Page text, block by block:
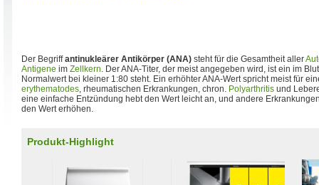
Der Begriffantinukleärer Antikörper (ANA) steht für die Gesamtheit aller
Antigene im Zellkern. Der ANA-Titer, der meist angegeben wird, ist ein im
Normalwert bei kleiner 1:80 steht. Ein erhöhter ANA-Wert spricht meist für
erythematodes, rheumatischen Erkrankungen, chron. Polyarthritis und
eine einfache Entzündung hebt den Wert leicht an, und andere
den Wert erhöhen.
Produkt-Highlight